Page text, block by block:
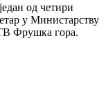
од четири
у Министарству
Фрушка гора.